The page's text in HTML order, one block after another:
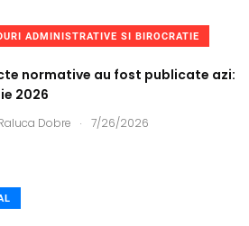
ADMINISTRATIVE SI BIROCRATIE
normative au fost publicate azi:
2026
Dobre . 7/26/2026